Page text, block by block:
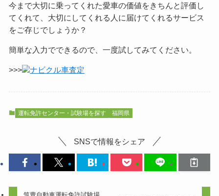
今まで大切に乗ってくれた愛車の価値をきちんと評価し
てくれて、大切にしてくれる人に届けてくれるサービス
をご存じでしょうか？
簡単な入力でできるので、一度試してみてください。
>>> ナビクル車査定
運転免許センター・試験場を探す 福岡県
SNSで情報をシェア